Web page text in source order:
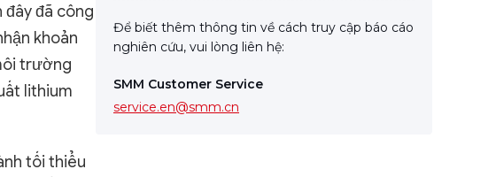
đây đã công
khoản
trường
lithium
tối thiểu
Để biết thêm thông tin về cách truy cập báo cáo
nghiên cứu, vui lòng liên hệ:
SMM Customer Service
service.en@smm.cn